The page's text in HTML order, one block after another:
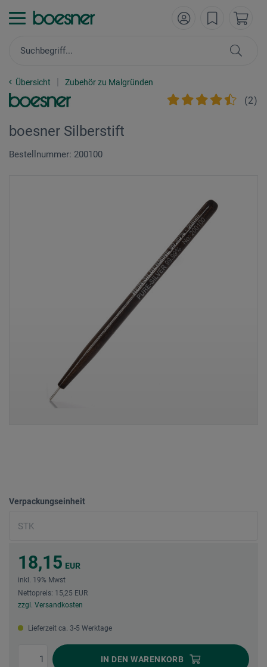
Übersicht Zubehör zu Malgründen
(2)
boesner Silberstift
Bestellnummer: 200100
Verpackungseinheit
18,15 EUR
inkl. 19% Mwst
Nettopreis: 15,25 EUR
zzgl. Versandkosten
Lieferzeit ca. 3-5 Werktage
IN DEN WARENKORB